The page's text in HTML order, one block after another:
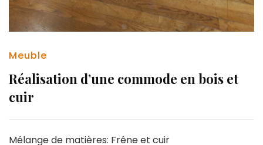
Meuble
Réalisation d’une commode en bois et
cuir
Mélange de matières: Frêne et cuir